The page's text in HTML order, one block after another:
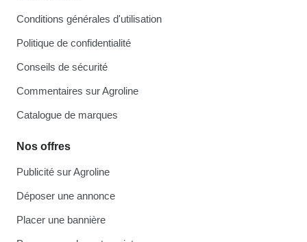
Conditions générales d'utilisation
Politique de confidentialité
Conseils de sécurité
Commentaires sur Agroline
Catalogue de marques
Nos offres
Publicité sur Agroline
Déposer une annonce
Placer une bannière